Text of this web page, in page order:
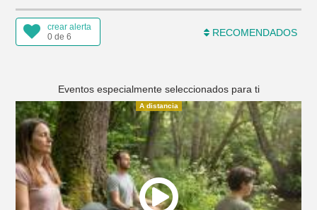
crear alerta
0 de 6
RECOMENDADOS
Eventos especialmente seleccionados para ti
A distancia